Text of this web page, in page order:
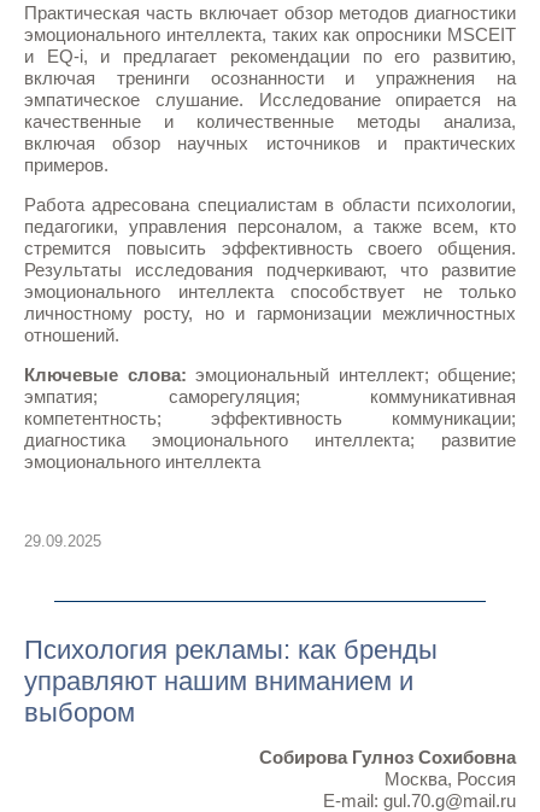
Практическая часть включает обзор методов диагностики
эмоционального интеллекта, таких как опросники MSCEIT
и EQ-i, и предлагает рекомендации по его развитию,
включая тренинги осознанности и упражнения на
эмпатическое слушание. Исследование опирается на
качественные и количественные методы анализа,
включая обзор научных источников и практических
примеров.
Работа адресована специалистам в области психологии,
педагогики, управления персоналом, а также всем, кто
стремится повысить эффективность своего общения.
Результаты исследования подчеркивают, что развитие
эмоционального интеллекта способствует не только
личностному росту, но и гармонизации межличностных
отношений.
Ключевые слова: эмоциональный интеллект; общение;
эмпатия; саморегуляция; коммуникативная
компетентность; эффективность коммуникации;
диагностика эмоционального интеллекта; развитие
эмоционального интеллекта
29.09.2025
Психология рекламы: как бренды
управляют нашим вниманием и
выбором
Собирова Гулноз Сохибовна
Москва, Россия
E-mail: gul.70.g@mail.ru